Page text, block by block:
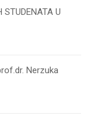
STUDENATA U
Nerzuka